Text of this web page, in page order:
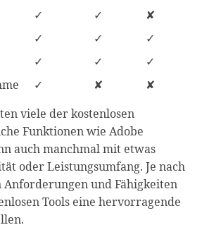
✓ ✓
✘
✓ ✓
✓
✓ ✓
✓
✓ ✘
✘
viele der kostenlosen
Funktionen wie Adobe
auch manchmal mit etwas
oder Leistungsumfang. Je nach
Anforderungen und Fähigkeiten
Tools eine hervorragende